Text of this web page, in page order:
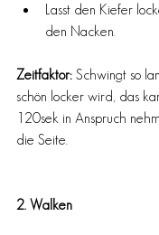
Lasst den Kiefer
den Nacken.
Zeitfaktor: Schwingt so
schön locker wird, das
120sek in Anspruch
die Seite.
2. Walken